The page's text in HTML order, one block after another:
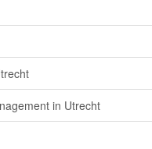
in Utrecht